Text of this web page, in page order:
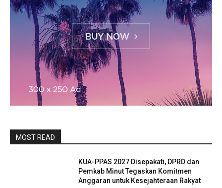
MOST READ
KUA-PPAS 2027 Disepakati, DPRD dan
Pemkab Minut Tegaskan Komitmen
Anggaran untuk Kesejahteraan Rakyat